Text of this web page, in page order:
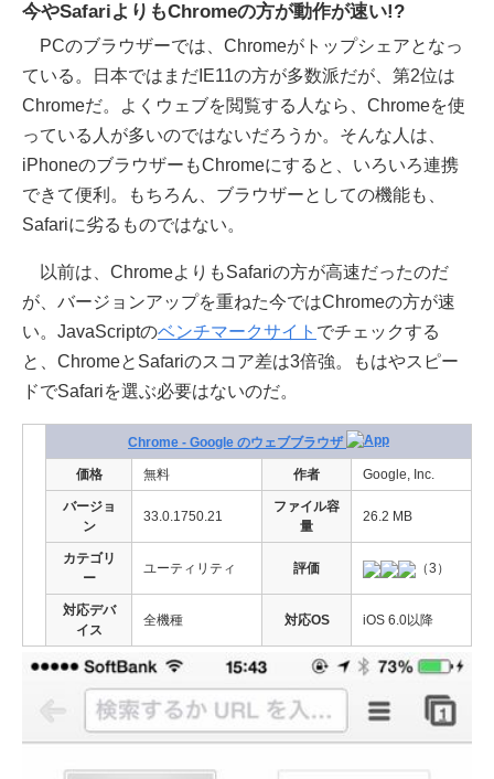
今やSafariよりもChromeの方が動作が速い!?
PCのブラウザーでは、Chromeがトップシェアとなっ
ている。日本ではまだIE11の方が多数派だが、第2位は
Chromeだ。よくウェブを閲覧する人なら、Chromeを使
っている人が多いのではないだろうか。そんな人は、
iPhoneのブラウザーもChromeにすると、いろいろ連携
できて便利。もちろん、ブラウザーとしての機能も、
Safariに劣るものではない。
以前は、ChromeよりもSafariの方が高速だったのだ
が、バージョンアップを重ねた今ではChromeの方が速
い。JavaScriptのベンチマークサイト でチェックする
と、ChromeとSafariのスコア差は3倍強。もはやスピー
ドでSafariを選ぶ必要はないのだ。
Chrome - Google のウェブブラウザ
価格 無料 作者 Google, Inc.
バージョ
ン
33.0.1750.21
ファイル容
量
26.2 MB
カテゴリ
ー
ユーティリティ 評価 （3）
対応デバ
イス
全機種 対応OS iOS 6.0以降